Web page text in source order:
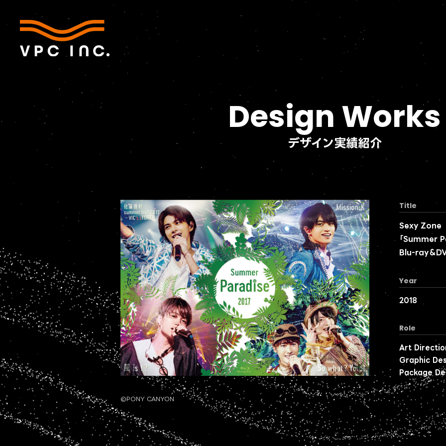
デザイン実績紹介
Design Works
Title
Sexy Zone
「Summer
Blu-ray＆
Year
2018
Role
Art
Graphic
Package
©PONY CANYON